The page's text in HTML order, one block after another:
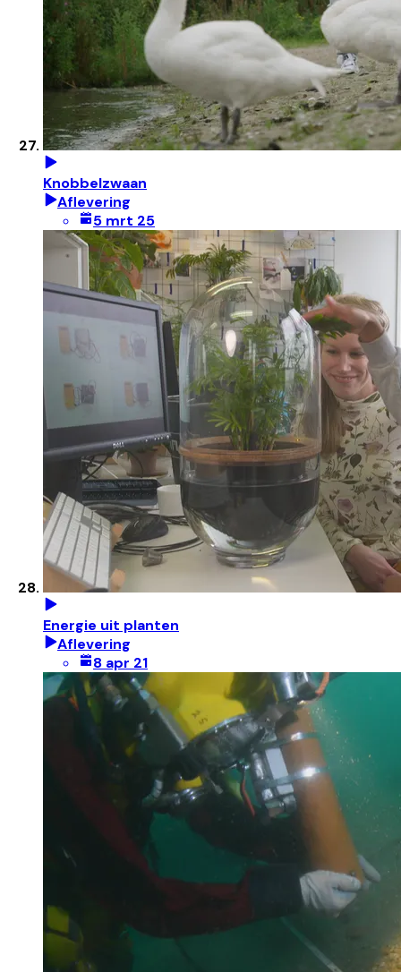
Knobbelzwaan
Aflevering
5 mrt 25
Energie uit planten
Aflevering
8 apr 21